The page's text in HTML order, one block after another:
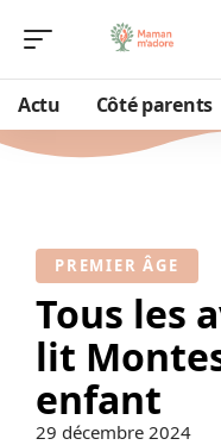
Actu Côté parents
PREMIER ÂGE
Tous les
lit
enfant
29 décembre 2024